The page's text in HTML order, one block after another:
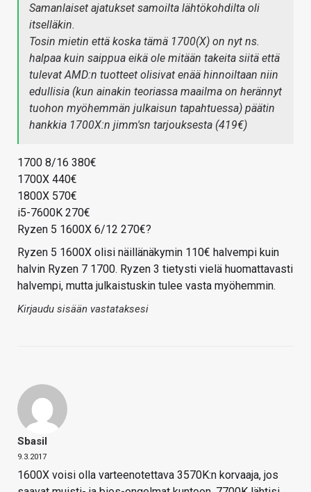
Samanlaiset ajatukset samoilta lähtökohdilta oli
itselläkin.
Tosin mietin että koska tämä 1700(X) on nyt ns.
halpaa kuin saippua eikä ole mitään takeita siitä että
tulevat AMD:n tuotteet olisivat enää hinnoiltaan niin
edullisia (kun ainakin teoriassa maailma on herännyt
tuohon myöhemmän julkaisun tapahtuessa) päätin
hankkia 1700X:n jimm'sn tarjouksesta (419€)
1700 8/16 380€
1700X 440€
1800X 570€
i5-7600K 270€
Ryzen 5 1600X 6/12 270€?
Ryzen 5 1600X olisi näillänäkymin 110€ halvempi kuin
halvin Ryzen 7 1700. Ryzen 3 tietysti vielä huomattavasti
halvempi, mutta julkaistuskin tulee vasta myöhemmin.
Kirjaudu sisään vastataksesi
Sbasil
9.3.2017
1600X voisi olla varteenotettava 3570K:n korvaaja, jos